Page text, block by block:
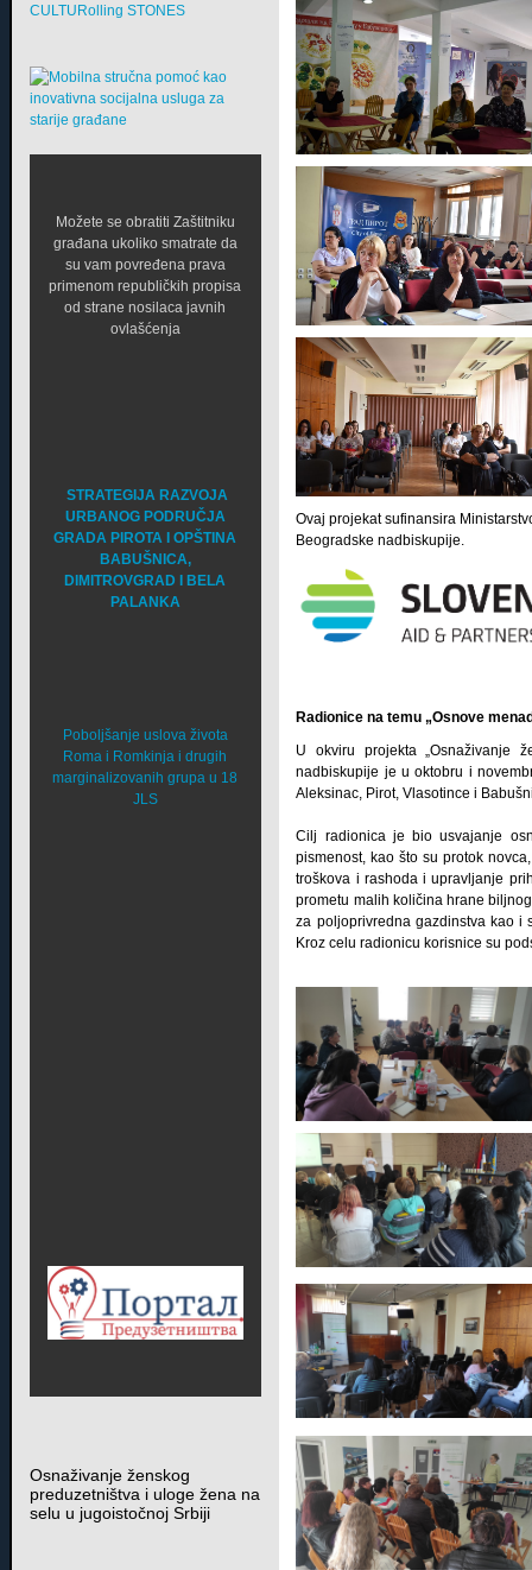
Ovaj projekat sufinansira
Beogradske nadbiskupije.
Radionice na temu „Osnove
U okviru projekta „Osnaživanje
nadbiskupije je u oktobru i
Aleksinac, Pirot, Vlasotince i
Cilj radionica je bio usvajanje
pismenost, kao što su protok
troškova i rashoda i upravljanje
prometu malih količina hrane
za poljoprivredna gazdinstva kao i
Kroz celu radionicu korisnice su
CULTURolling STONES
Možete se obratiti Zaštitniku
građana ukoliko smatrate da
su vam povređena prava
primenom republičkih propisa
od strane nosilaca javnih
ovlašćenja
STRATEGIJA RAZVOJA
URBANOG PODRUČJA
GRADA PIROTA I OPŠTINA
BABUŠNICA,
DIMITROVGRAD I BELA
PALANKA
Poboljšanje uslova života
Roma i Romkinja i drugih
marginalizovanih grupa u 18
JLS
Osnaživanje ženskog
preduzetništva i uloge žena na
selu u jugoistočnoj Srbiji